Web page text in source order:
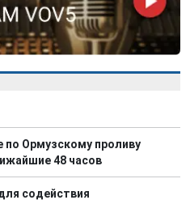
Ормузскому проливу
48 часов
содействия